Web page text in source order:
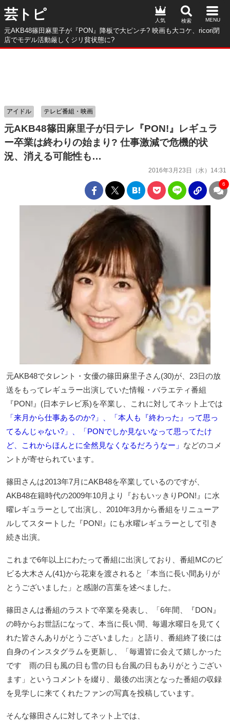
芸トピ
元AKB48篠田麻里子が『PON』降板で大ピンチ? 映画も大コケ、ricori閉
店でモデル活動厳しくジリ貧状態に?
人気
元AKB48篠田麻里子が日テレ『PON!』レギュラ
ー卒業は終わりの始まり? 仕事激減で危機的状
況、消える可能性も…
2016年3月23日（水）14:31
アイドル テレビ番組・映画
6
元AKB48でタレント・女優の篠田麻里子さん(30)が、23日の放
送をもってレギュラー出演していた情報・バラエティ番組
『PON!』(日本テレビ系)を卒業し、これに対してネット上では
「来月から仕事あるのか?」、「本人も『終わった』って思っ
てるんじゃない?」、「PONでしか見ないなって思ってたけ
ど、これからほんとに全然見なくなるだろうなー」 などのコメ
ントが寄せられています。
篠田さんは2013年7月にAKB48を卒業しているのですが、
AKB48在籍時代の2009年10月より『おもいッきりPON!』に水
曜レギュラーとして出演し、2010年3月から番組をリニューア
ルしてスタートした『PON!』にも水曜レギュラーとして引き
続き出演。
これまで6年以上にわたって番組に出演しており、番組MCのビ
ビる大木さん(41)から花束を渡されると「本当に長い間ありが
とうございました」と感謝の言葉を述べました。
篠田さんは番組のラストで卒業を発表し、「6年間、『DON』
の時からお世話になって、本当に長い間、毎週水曜日を見てく
れた皆さんありがとうございました」と語り、番組終了後には
自身のインスタグラムを更新し、「毎週皆に会えて嬉しかった
です 雨の日も風の日も雪の日も台風の日もありがとうござい
ます」というコメントを綴り、最後の出演となった番組の収録
を見学しに来てくれたファンの写真を投稿しています。
そんな篠田さんに対してネット上では、